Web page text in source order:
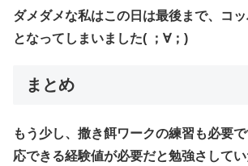
ダメダメな私はこの日は最後まで、コ
となってしまいました( ；∀；)
まとめ
もう少し、撒き餌ワークの練習も必要
応できる経験値が必要だと勉強さしてい